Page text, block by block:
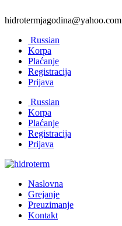
hidrotermjagodina@yahoo.com
Russian
Korpa
Plaćanje
Registracija
Prijava
Russian
Korpa
Plaćanje
Registracija
Prijava
Naslovna
Grejanje
Preuzimanje
Kontakt